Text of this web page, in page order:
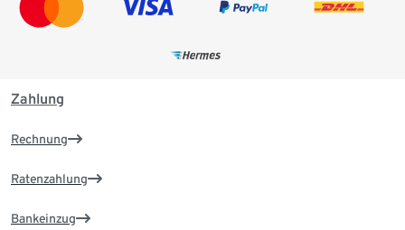
Zahlung
Rechnung
Ratenzahlung
Bankeinzug